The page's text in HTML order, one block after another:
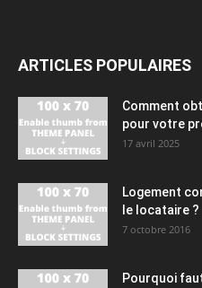
ARTICLES POPULAIRES
Comment
pour votre
17 avril 2025
Logement
le locataire ?
7 octobre 2016
Pourquoi